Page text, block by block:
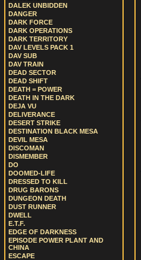
DALEK UNBIDDEN
DANGER
DARK FORCE
DARK OPERATIONS
DARK TERRITORY
DAV LEVELS PACK 1
DAV SUB
DAV TRAIN
DEAD SECTOR
DEAD SHIFT
DEATH = POWER
DEATH IN THE DARK
DEJA VU
DELIVERANCE
DESERT STRIKE
DESTINATION BLACK MESA
DEVIL MESA
DISCOMAN
DISMEMBER
DO
DOOMED-LIFE
DRESSED TO KILL
DRUG BARONS
DUNGEON DEATH
DUST RUNNER
DWELL
E.T.F.
EDGE OF DARKNESS
EPISODE POWER PLANT AND
CHINA
ESCAPE